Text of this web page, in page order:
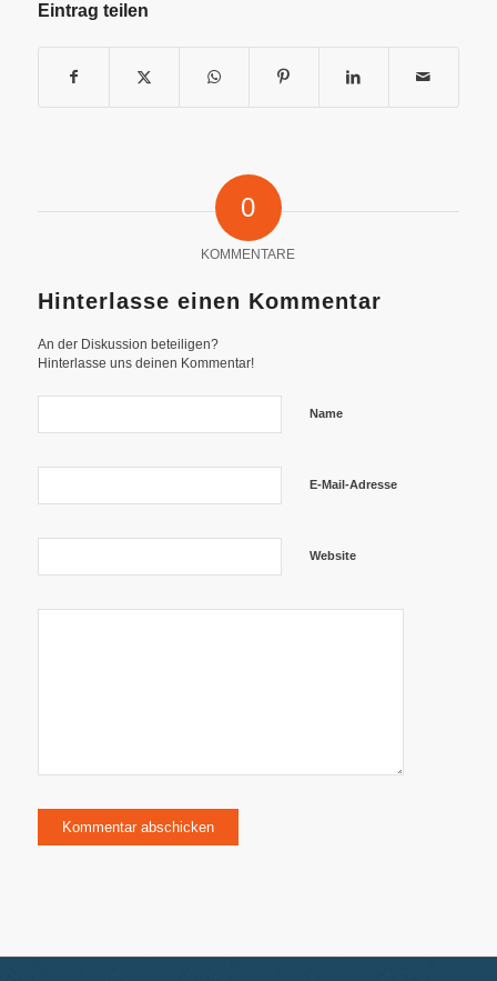
Eintrag teilen
0
KOMMENTARE
Hinterlasse einen Kommentar
An der Diskussion beteiligen?
Hinterlasse uns deinen Kommentar!
Name
E-Mail-Adresse
Website